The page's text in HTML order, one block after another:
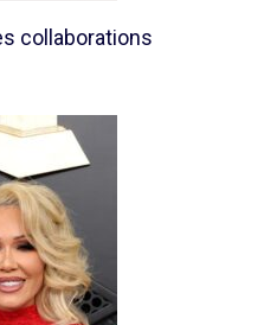
collaborations